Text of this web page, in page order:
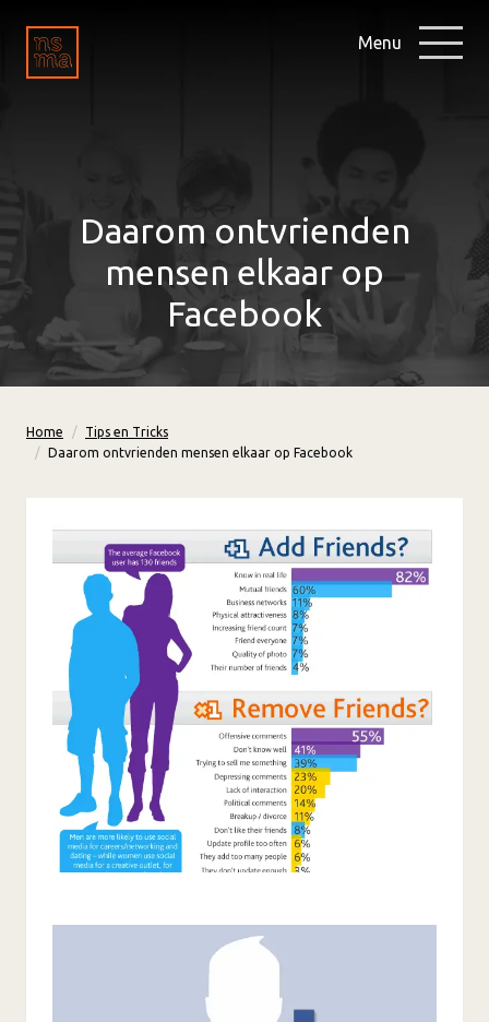
Menu
Daarom ontvrienden
mensen elkaar op
Facebook
Home
Tips en Tricks
Daarom ontvrienden mensen elkaar op Facebook